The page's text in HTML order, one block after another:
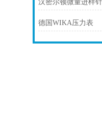
德国WIKA压力表